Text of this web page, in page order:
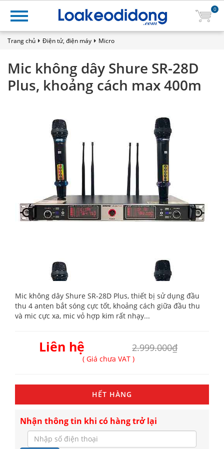
0
Trang chủ Điện tử, điện máy Micro
Mic không dây Shure SR-28D
Plus, khoảng cách max 400m
Mic không dây Shure SR-28D Plus, thiết bị sử dụng đầu
thu 4 anten bắt sóng cực tốt, khoảng cách giữa đầu thu
và mic cực xa, mic vỏ hợp kim rất nhạy...
Liên hệ 2.999.000₫
( Giá chưa VAT )
HẾT HÀNG
Nhận thông tin khi có hàng trở lại